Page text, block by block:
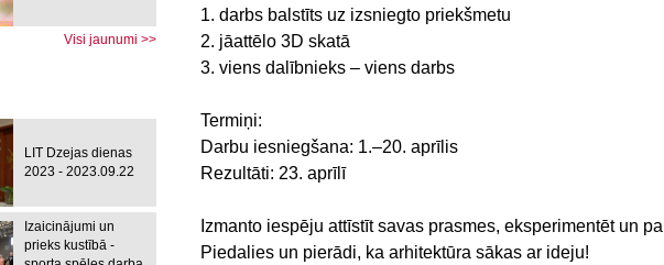
Visi jaunumi >>
LIT Dzejas dienas
2023 - 2023.09.22
Izaicinājumi un
prieks kustībā -
1. darbs balstīts uz izsniegto priekšmetu
2. jāattēlo 3D skatā
3. viens dalībnieks – viens darbs
Termiņi:
Darbu iesniegšana: 1.–20. aprīlis
Rezultāti: 23. aprīlī
Izmanto iespēju attīstīt savas prasmes, eksperimentēt un
Piedalies un pierādi, ka arhitektūra sākas ar ideju!